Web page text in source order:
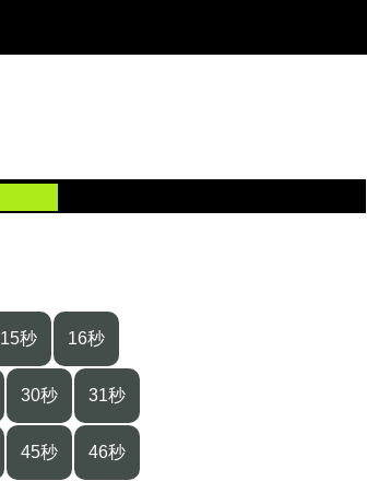
15秒 16秒
30秒 31秒
45秒 46秒